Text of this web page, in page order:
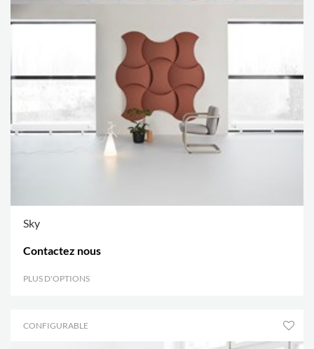
Sky
Contactez nous
PLUS D'OPTIONS
CONFIGURABLE